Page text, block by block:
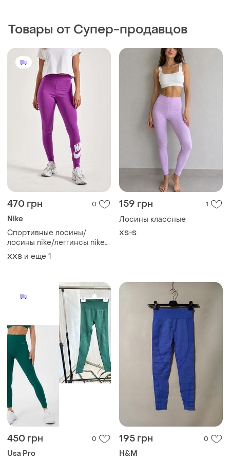
Товары от Супер-продавцов
470 грн 0
Nike
Спортивные лосины/
лосины nike/леггинсы nike/
фітнес лосіни/спортивні
лосіни/nike/лосіни xs/
XХS и еще 1
159 грн 1
Лосины классные
XS-S
450 грн 0
Usa Pro
195 грн 0
H&M